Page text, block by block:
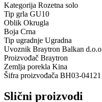
Kategorija Rozetna solo
Tip grla GU10
Oblik Okrugla
Boja Crna
Tip ugradnje Ugradna
Uvoznik Braytron Balkan d.o.o
Proizvođač Braytron
Zemlja porekla Kina
Šifra proizvođača BH03-04121
Slični proizvodi